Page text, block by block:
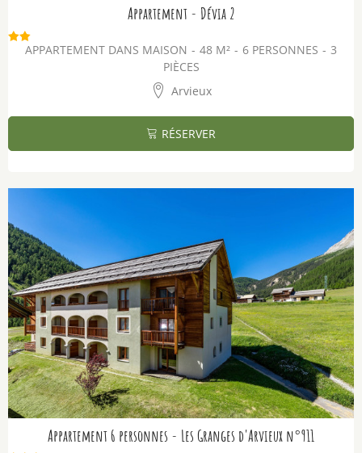
Appartement - Dévia 2
APPARTEMENT DANS MAISON 48 M² 6 PERSONNES
3
PIÈCES
Arvieux
RÉSERVER
Appartement 6 personnes - Les Granges d'Arvieux n°911